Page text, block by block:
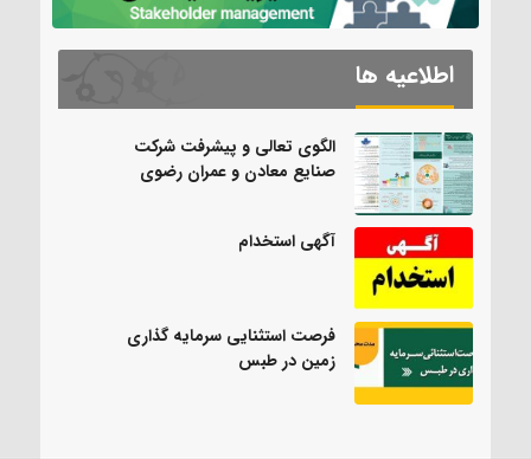
اطلاعیه ها
الگوی تعالی و پیشرفت شرکت
صنایع معادن و عمران رضوی
آگهی استخدام
فرصت استثنایی سرمایه گذاری
زمین در طبس